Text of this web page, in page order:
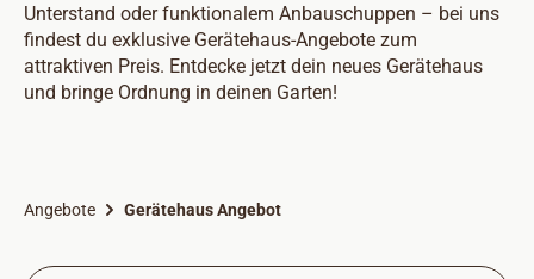
Unterstand oder funktionalem Anbauschuppen – bei uns
findest du exklusive Gerätehaus-Angebote zum
attraktiven Preis. Entdecke jetzt dein neues Gerätehaus
und bringe Ordnung in deinen Garten!
Angebote Gerätehaus Angebot